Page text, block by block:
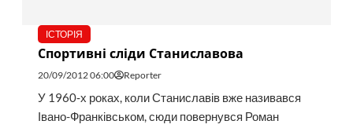
ІСТОРІЯ
Спортивні сліди Станиславова
20/09/2012 06:00 Reporter
У 1960‑х роках, коли Станиславів вже називався
Івано-Франківськом, сюди повернувся Роман